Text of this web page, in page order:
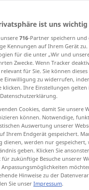
für "sterk"
ist uns wichtig
716-Partner speichern
Kennungen auf Ihrem Gerät
für die unter „Wir und
Zwecke. Wenn Tracker
für Sie. Sie können
Einwilligung zu widerrufen,
klicken. Ihre Einstellungen
Cookies, damit Sie unsere
können. Notwendige,
Auswertung unserer
Ihrem Endgerät gespeichert.
dienen, werden nur
geben. Klicken Sie
für zukünftige Besuche unserer
Hinweise zu der
Sie unser Impressum.